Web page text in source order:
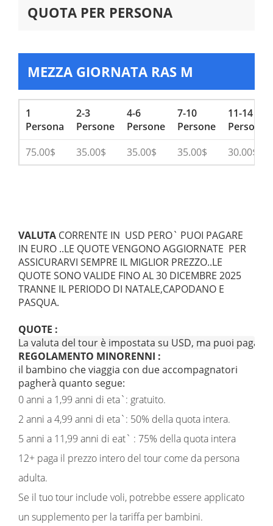
QUOTA PER PERSONA
MEZZA GIORNATA RAS M
1
Persona
2-3
Persone
4-6
Persone
7-10
Persone
11-14
Persone
75.00$
35.00$ 35.00$ 35.00$ 30.00$
VALUTA CORRENTE IN USD PERO` PUOI PAGARE
IN EURO ..LE QUOTE VENGONO AGGIORNATE PER
ASSICURARVI SEMPRE IL MIGLIOR PREZZO..LE
QUOTE SONO VALIDE FINO AL 30 DICEMBRE 2025
TRANNE IL PERIODO DI NATALE,CAPODANO E
PASQUA.
QUOTE :
La valuta del tour è impostata su USD, ma puoi
REGOLAMENTO MINORENNI :
il bambino che viaggia con due accompagnatori
pagherà quanto segue:
0 anni a 1,99 anni di eta`: gratuito.
2 anni a 4,99 anni di eta`: 50% della quota intera.
5 anni a 11,99 anni di eat` : 75% della quota intera
12+ paga il prezzo intero del tour come da persona
adulta.
Se il tuo tour include voli, potrebbe essere applicato
un supplemento per la tariffa per bambini.